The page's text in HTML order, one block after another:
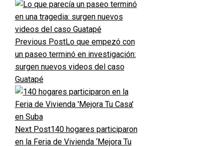
Previous PostLo que empezó con
un paseo terminó en investigación:
surgen nuevos videos del caso
Guatapé
Next Post140 hogares participaron
en la Feria de Vivienda ‘Mejora Tu